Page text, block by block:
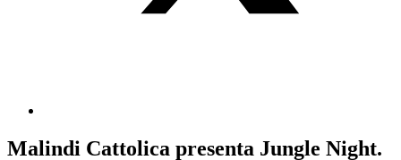
Malindi Cattolica presenta Jungle Night.